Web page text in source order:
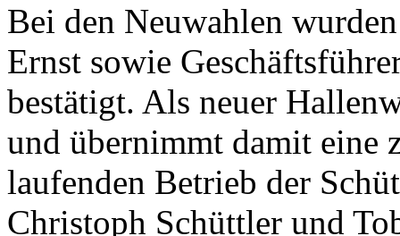
Bei den Neuwahlen
Ernst sowie
bestätigt. Als neuer
und übernimmt damit eine
laufenden Betrieb der
Christoph Schüttler und